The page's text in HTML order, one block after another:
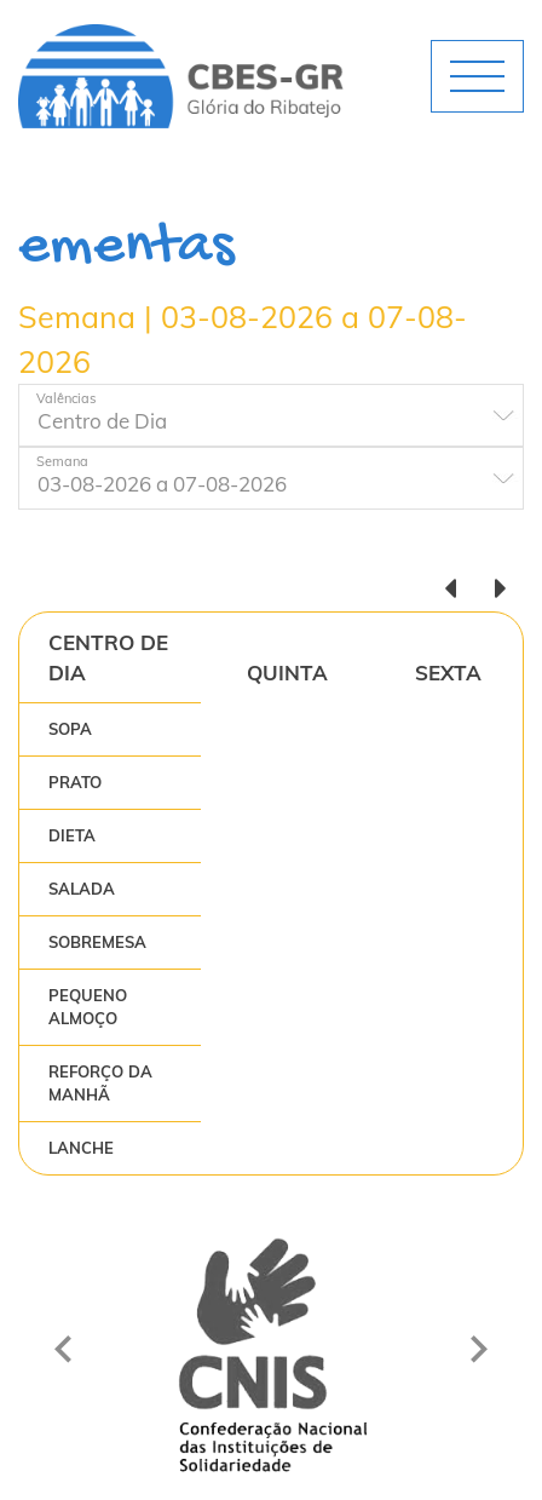
ementas
Semana | 03-08-2026 a 07-08-
2026
Valências
Semana
CENTRO DE
DIA
QUINTA SEXTA
SOPA
PRATO
DIETA
SALADA
SOBREMESA
PEQUENO
ALMOÇO
REFORÇO DA
MANHÃ
LANCHE